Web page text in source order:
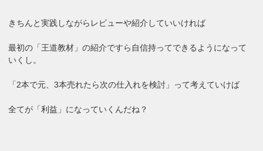
きちんと実践しながらレビューや紹介していいければ
最初の「王道教材」の紹介ですら自信持ってできるようになって
いくし。
「2本で元、3本売れたら次の仕入れを検討」って考えていけば
全てが「利益」になっていくんだね？